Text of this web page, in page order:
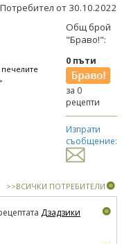
Потребител от 30.10.2022
печелите
Общ брой
"Браво!":
0 пъти
за 0
рецепти
Изпрати
съобщение:
>>ВСИЧКИ ПОТРЕБИТЕЛИ
Дзадзики